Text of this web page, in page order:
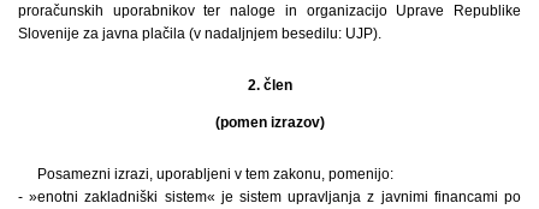
proračunskih uporabnikov ter naloge in organizacijo Uprave Republike
Slovenije za javna plačila (v nadaljnjem besedilu: UJP).
2. člen
(pomen izrazov)
Posamezni izrazi, uporabljeni v tem zakonu, pomenijo:
- »enotni zakladniški sistem« je sistem upravljanja z javnimi financami po